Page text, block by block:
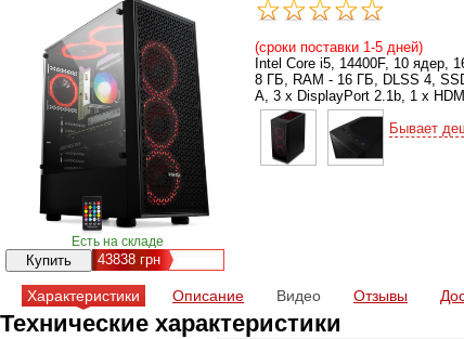
Есть на складе
43838грн
(сроки поставки 1-5 дней)
Intel Core i5, 14400F, 10 ядер,
8 ГБ, RAM - 16 ГБ, DLSS 4,
A, 3 x DisplayPort 2.1b, 1 x
Бывает
Характеристики Описание Видео Отзывы
Технические характеристики